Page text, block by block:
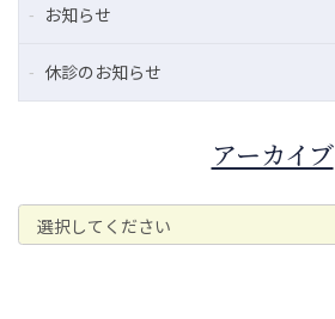
お知らせ
休診のお知らせ
アーカイブ